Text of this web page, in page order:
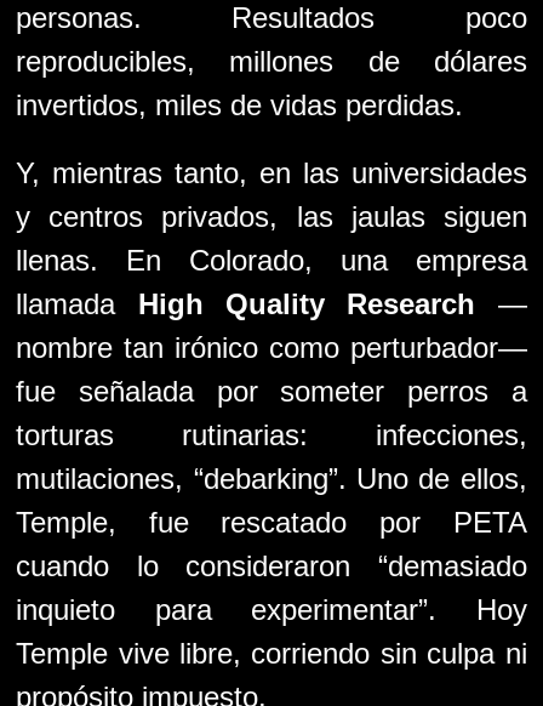
personas. Resultados poco
reproducibles, millones de dólares
invertidos, miles de vidas perdidas.
Y, mientras tanto, en las universidades
y centros privados, las jaulas siguen
llenas. En Colorado, una empresa
llamada High Quality Research —
nombre tan irónico como perturbador—
fue señalada por someter perros a
torturas rutinarias: infecciones,
mutilaciones, “debarking”. Uno de ellos,
Temple, fue rescatado por PETA
cuando lo consideraron “demasiado
inquieto para experimentar”. Hoy
Temple vive libre, corriendo sin culpa ni
propósito impuesto.